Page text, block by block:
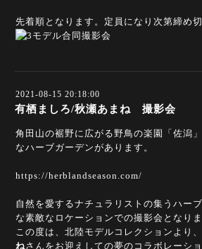
先着順となります。定員になり次第締め切
2021-08-15 20:18:00
有栖ましろ/秋瀬あまね 撮影会
角田山の裾野に広がる野鳥の楽園「佐潟
なハーブガーデンがあります。
https://herblandseason.com/
自然を愛するナチュラリストの集うハー
な素敵なロケーションでの撮影会となりま
この度は、北陸モデルコレクションより
ねさんをお迎えしての夢のコラボレーシ